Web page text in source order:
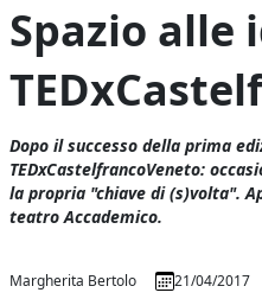
Spazio alle
Dopo il successo della prima
TEDxCastelfrancoVeneto:
la propria "chiave di (s)volta".
teatro Accademico.
Margherita Bertolo 21/04/2017